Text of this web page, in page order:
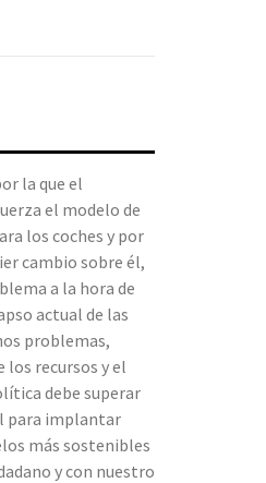
la que el
el modelo de
los coches y por
cambio sobre él,
a la hora de
actual de las
problemas,
recursos y el
debe superar
para implantar
más sostenibles
y con nuestro